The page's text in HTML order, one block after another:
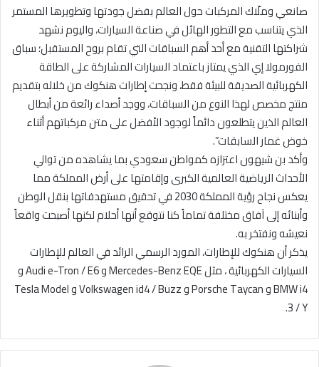
صانعي وملّاك المركبات حول العالم بفضل جودتها وتطويرها المستمر
الذي يتناسب مع التطور الهائل في صناعة السيارات، واليوم نشهد
شراكتها التقنية مع أحد أهم السباقات التي تقام بروح المستقبل؛ سباق
الفورمولا إي الذي يمتاز باعتماد السيارات المشاركة على الطاقة
الكهربائية الصديقة للبيئة فقط، ونجحت إطارات هنكوك من خلاله بتقديم
منتج مخصص لهذا النوع من السباقات، ووجد أصداء رائعة من أبطال
العالم الذين يتطلعون دائماً لوجود الأفضل على متن مركباتهم أثناء
خوض غمار السابقات”.
وأكد بن شيهون اعتزازه كمواطن سعودي بما يشاهده من توالي
الأحداث الرياضية العالمية الكبرى وإقامتها على أرض المملكة مما
يعكس نجاح رؤية المملكة 2030 في تحقيق مستهدفاتها بنقل الوطن
وأبنائه إلى آفاق مختلفة تماماً كنا نتوقع أنها أحلام لكنها أصبحت واقعاً
نعيشه ونفتخر به.
يذكر أن هنكوك للإطارات، المورد الرسمي الرائد في العالم للإطارات
السيارات الكهربائية ، مثل Mercedes-Benz EQE و Audi e-Tron / E6 و
BMW i4 و Porsche Taycan و Volkswagen id4 / Buzz و Tesla Model
3 / Y.